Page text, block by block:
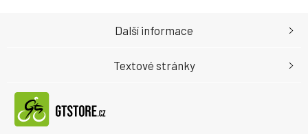
Další informace
Textové stránky